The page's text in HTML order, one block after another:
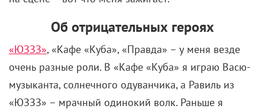
музыканта, солнечного одуванчика, а Равиль из
«ЮЗЗЗ» – мрачный одинокий волк. Раньше я
старался оправдать своих персонажей, сделать из
них святых. Такая актерская наивность: мой
персонаж хороший, а ваши – плохие. Сейчас меня